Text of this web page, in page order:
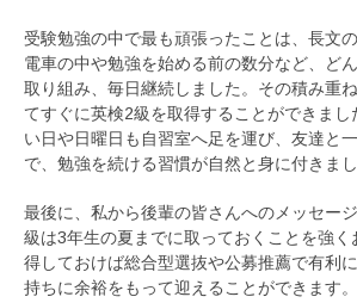
受験勉強の中で最も頑張ったことは、長文
電車の中や勉強を始める前の数分など、ど
取り組み、毎日継続しました。その積み重
てすぐに英検2級を取得することができまし
い日や日曜日も自習室へ足を運び、友達と
で、勉強を続ける習慣が自然と身に付きまし
最後に、私から後輩の皆さんへのメッセー
級は3年生の夏までに取っておくことを強く
得しておけば総合型選抜や公募推薦で有利
持ちに余裕をもって迎えることができます。